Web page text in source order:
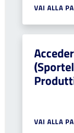
VAI ALLA
VAI ALLA